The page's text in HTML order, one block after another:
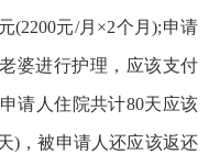
(2200元/月×2个月);申请
婆进行护理，应该支付
请人住院共计80天应该
)，被申请人还应该返还